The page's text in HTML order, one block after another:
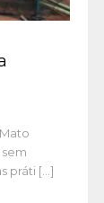
práti [...]